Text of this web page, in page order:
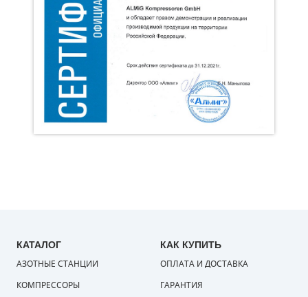
КАТАЛОГ
АЗОТНЫЕ СТАНЦИИ
КОМПРЕССОРЫ
КАК КУПИТЬ
ОПЛАТА И ДОСТАВКА
ГАРАНТИЯ